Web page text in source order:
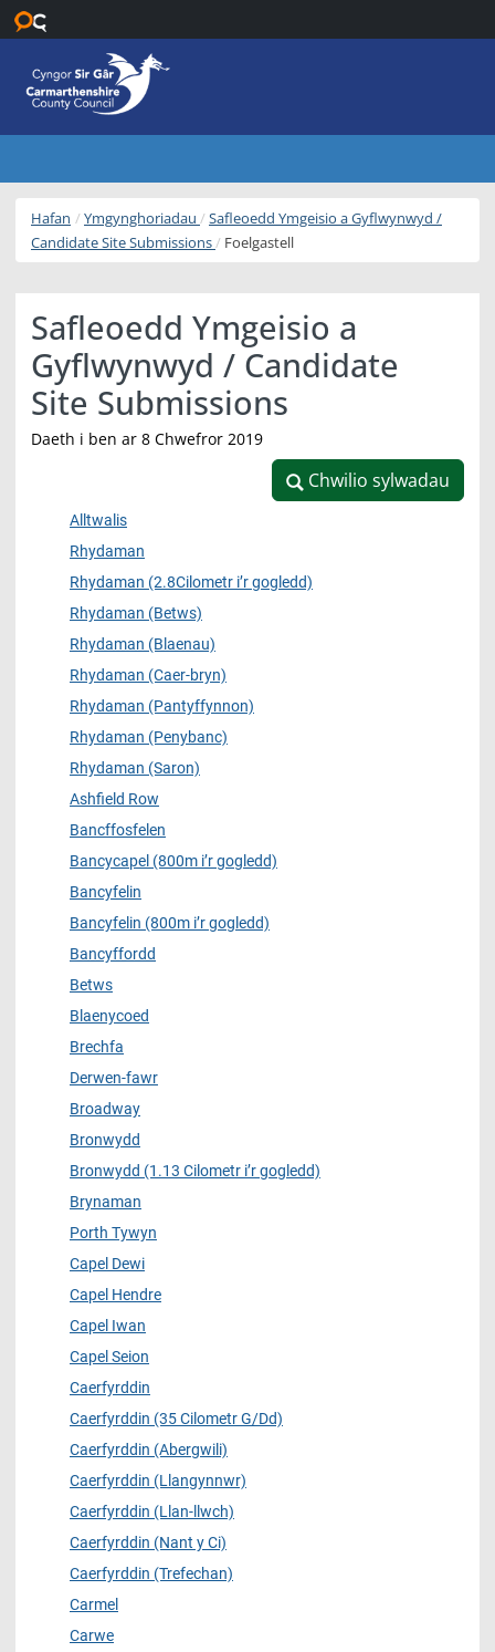
Hafan Ymgynghoriadau
Safleoedd Ymgeisio a Gyflwynwyd /
Candidate Site Submissions
Foelgastell
Safleoedd Ymgeisio a
Gyflwynwyd / Candidate
Site Submissions
Daeth i ben ar 8 Chwefror 2019
Chwilio sylwadau
Chwilio sylwadau
Alltwalis
Rhydaman
Rhydaman (2.8Cilometr i’r gogledd)
Rhydaman (Betws)
Rhydaman (Blaenau)
Rhydaman (Caer-bryn)
Rhydaman (Pantyffynnon)
Rhydaman (Penybanc)
Rhydaman (Saron)
Ashfield Row
Bancffosfelen
Bancycapel (800m i’r gogledd)
Bancyfelin
Bancyfelin (800m i’r gogledd)
Bancyffordd
Betws
Blaenycoed
Brechfa
Derwen-fawr
Broadway
Bronwydd
Bronwydd (1.13 Cilometr i’r gogledd)
Brynaman
Porth Tywyn
Capel Dewi
Capel Hendre
Capel Iwan
Capel Seion
Caerfyrddin
Caerfyrddin (35 Cilometr G/Dd)
Caerfyrddin (Abergwili)
Caerfyrddin (Llangynnwr)
Caerfyrddin (Llan-llwch)
Caerfyrddin (Nant y Ci)
Caerfyrddin (Trefechan)
Carmel
Carwe